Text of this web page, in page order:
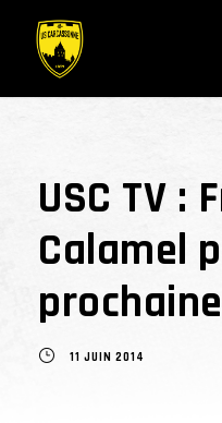
USC TV :
Calamel
11 JUIN 2014